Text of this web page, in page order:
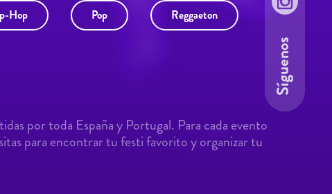
Hop Pop Reggaeton
Síguenos
por toda España y Portugal. Para cada evento
para encontrar tu festi favorito y organizar tu